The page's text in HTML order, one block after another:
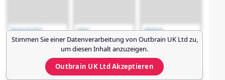
Stimmen Sie einer Datenverarbeitung von Outbrain UK Ltd zu,
um diesen Inhalt anzuzeigen.
Outbrain UK Ltd Akzeptieren